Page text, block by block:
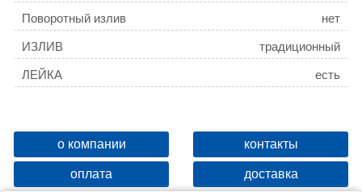
Поворотный излив нет
ИЗЛИВ традиционный
ЛЕЙКА есть
о компании контакты
оплата доставка